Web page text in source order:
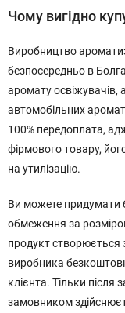
Чому вигідно
Виробництво
безпосередньо в
аромату освіжувачів,
автомобільних
100% передоплата,
фірмового товару,
на утилізацію.
Ви можете придумати
обмеження за
продукт створюється
виробника
клієнта. Тільки
замовником